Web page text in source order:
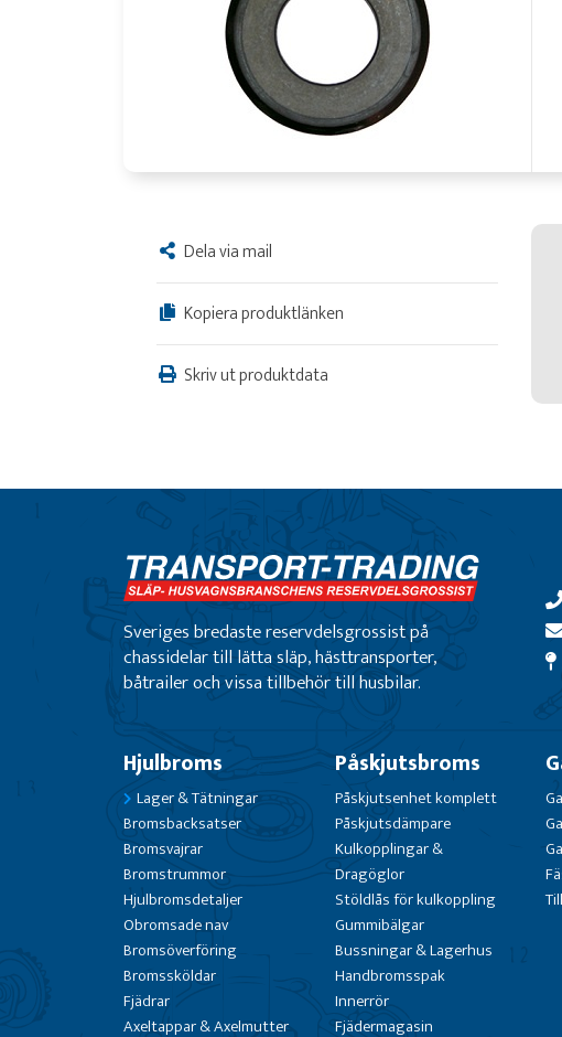
Dela via mail
Kopiera produktlänken
Skriv ut produktdata
Sveriges bredaste reservdelsgrossist på
chassidelar till lätta släp, hästtransporter,
båtrailer och vissa tillbehör till husbilar.
Hjulbroms
Lager & Tätningar
Bromsbacksatser
Bromsvajrar
Bromstrummor
Hjulbromsdetaljer
Obromsade nav
Bromsöverföring
Bromssköldar
Fjädrar
Axeltappar & Axelmutter
Påskjutsbroms
Påskjutsenhet komplett
Påskjutsdämpare
Kulkopplingar &
Dragöglor
Stöldlås för kulkoppling
Gummibälgar
Bussningar & Lagerhus
Handbromsspak
Innerrör
Fjädermagasin